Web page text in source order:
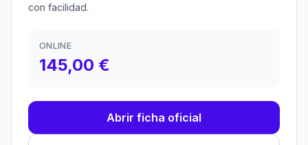
con facilidad.
ONLINE
145,00 €
Abrir ficha oficial